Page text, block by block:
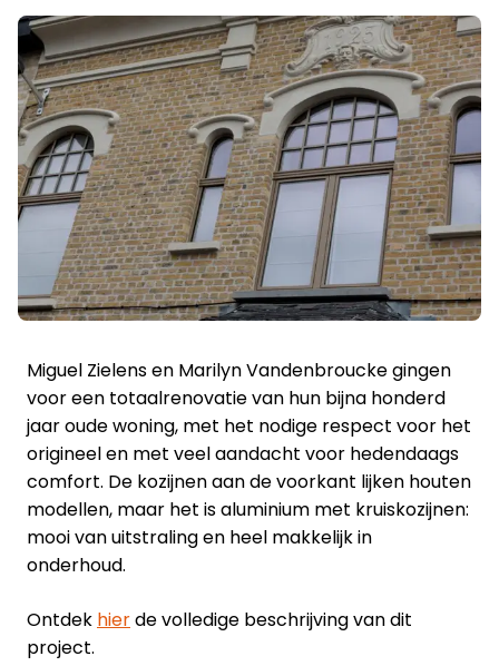
Miguel Zielens en Marilyn Vandenbroucke gingen
voor een totaalrenovatie van hun bijna honderd
jaar oude woning, met het nodige respect voor het
origineel en met veel aandacht voor hedendaags
comfort. De kozijnen aan de voorkant lijken houten
modellen, maar het is aluminium met kruiskozijnen:
mooi van uitstraling en heel makkelijk in
onderhoud.
Ontdek hierde volledige beschrijving van dit
project.